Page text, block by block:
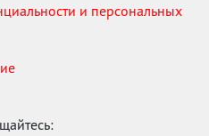
и персональных